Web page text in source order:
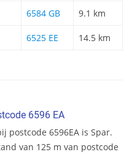
6584 GB 9.1 km
6525 EE 14.5 km
6596 EA
postcode 6596EA is Spar.
van 125 m van postcode